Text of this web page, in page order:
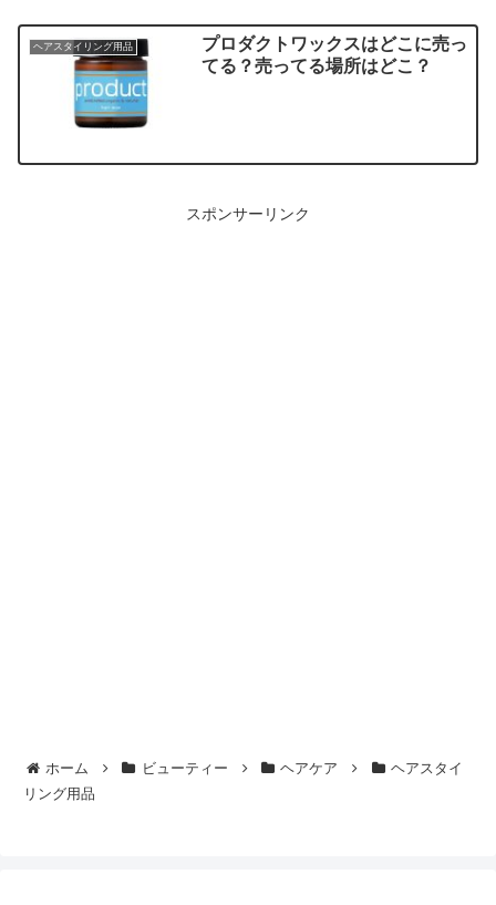
ヘアスタイリング用品
プロダクトワックスはどこに売っ
てる？売ってる場所はどこ？
スポンサーリンク
ホーム ビューティー ヘアケア
ヘアスタイ
リング用品